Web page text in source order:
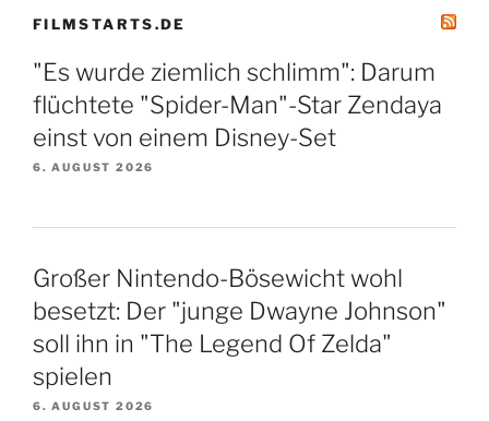
FILMSTARTS.DE
"Es wurde ziemlich schlimm": Darum
flüchtete "Spider-Man"-Star Zendaya
einst von einem Disney-Set
6. AUGUST 2026
Großer Nintendo-Bösewicht wohl
besetzt: Der "junge Dwayne Johnson"
soll ihn in "The Legend Of Zelda"
spielen
6. AUGUST 2026